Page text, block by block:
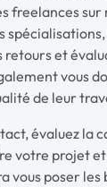
freelances
et
vous
de leur
évaluez la
votre projet
vous poser